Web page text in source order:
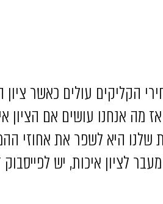
הקליקים עולים כאשר
אנחנו עושים אם הציון
היא לשפר את אחוזי
לציון איכות, יש